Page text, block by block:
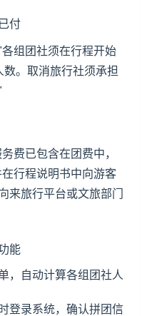
付
组团社须在行程开始
。取消旅行社须承担
费已包含在团费中，
行程说明书中向游客
来旅行平台或文旅部门
能
，自动计算各组团社人
登录系统，确认拼团信